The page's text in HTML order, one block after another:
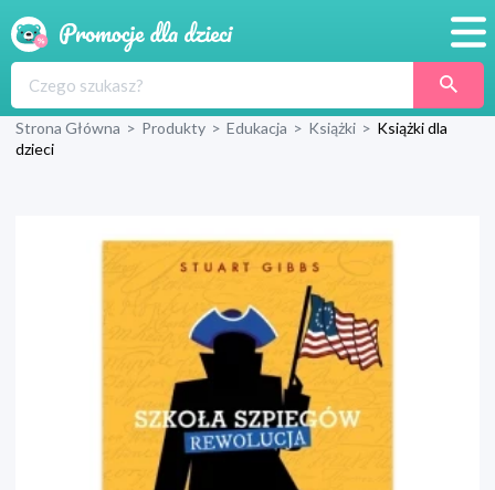
Produkty
Blog
Strona Główna > Produkty > Edukacja > Książki > Książki dla
dzieci